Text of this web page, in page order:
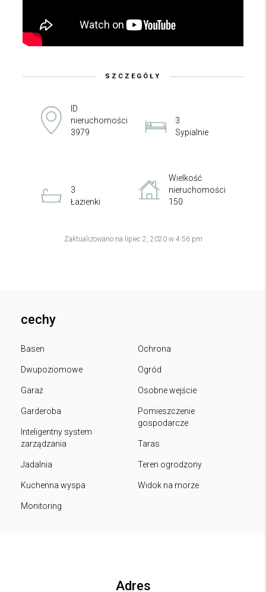
SZCZEGÓŁY
ID
nieruchomości
3979
3
Sypialnie
3
Łazienki
Wielkość
nieruchomości
150
Zaktualizowano na lipiec 2, 2020 w 4:56 pm
cechy
Basen
Dwupoziomowe
Garaż
Garderoba
Inteligentny system
zarządzania
Jadalnia
Kuchenna wyspa
Monitoring
Ochrona
Ogród
Osobne wejście
Pomieszczenie
gospodarcze
Taras
Teren ogrodzony
Widok na morze
Adres